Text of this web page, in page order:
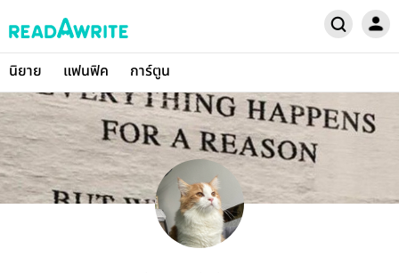
นิยาย แฟนฟิค การ์ตูน